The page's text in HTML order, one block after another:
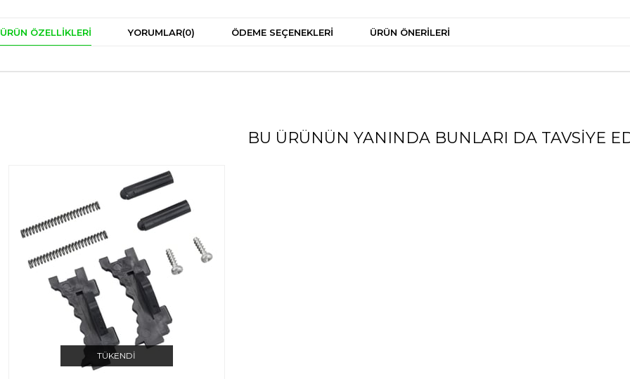
ÜRÜN ÖZELLIKLERI YORUMLAR(0) ÖDEME SEÇENEKLERI ÜRÜN ÖNERILERI
BU ÜRÜNÜN YANINDA BUNLARI DA TAVSIYE
TÜKENDI